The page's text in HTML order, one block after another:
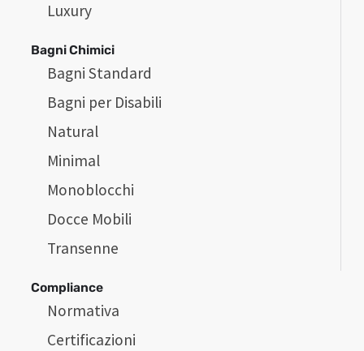
Luxury
Bagni Chimici
Bagni Standard
Bagni per Disabili
Natural
Minimal
Monoblocchi
Docce Mobili
Transenne
Compliance
Normativa
Certificazioni